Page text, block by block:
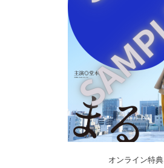
オンライン特典